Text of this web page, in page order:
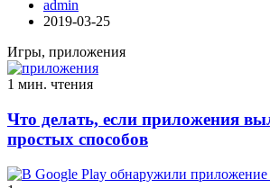
admin
2019-03-25
Игры, приложения
1 мин. чтения
Что делать, если приложения
простых способов